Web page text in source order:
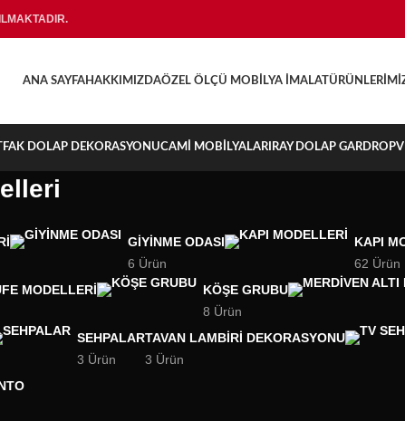
ANA SAYFAHAKKIMIZDAÖZEL ÖLÇÜ MOBILYA İMALAT
DOLAP DEKORASYONUCAMI MOBILYALARI RAY DOLAP GARDROP
GIYINME ODASI
6 Ürün
KAPI
62 Ürün
MODELLERI
KÖŞE GRUBU
8 Ürün
SEHPALAR
3 Ürün
TAVAN LAMBIRI DEKORASYONU
3 Ürün